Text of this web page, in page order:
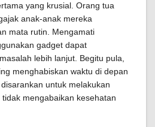
yang krusial. Orang tua
anak-anak mereka
mata rutin. Mengamati
gadget dapat
lebih lanjut. Begitu pula,
menghabiskan waktu di depan
untuk melakukan
tidak mengabaikan kesehatan